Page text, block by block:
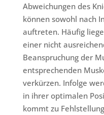
Abweichungen des
können sowohl nach
auftreten. Häufig
einer nicht
Beanspruchung der
entsprechenden
verkürzen. Infolge
in ihrer optimalen
kommt zu